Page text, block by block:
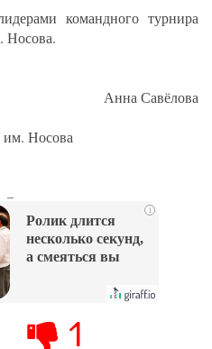
командного турнира
Носова.
Анна Савёлова
Носова
i
Ролик длится
несколько секунд,
а смеяться вы
1